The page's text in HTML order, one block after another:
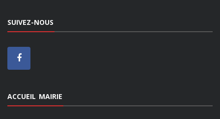
SUIVEZ-NOUS
ACCUEIL MAIRIE